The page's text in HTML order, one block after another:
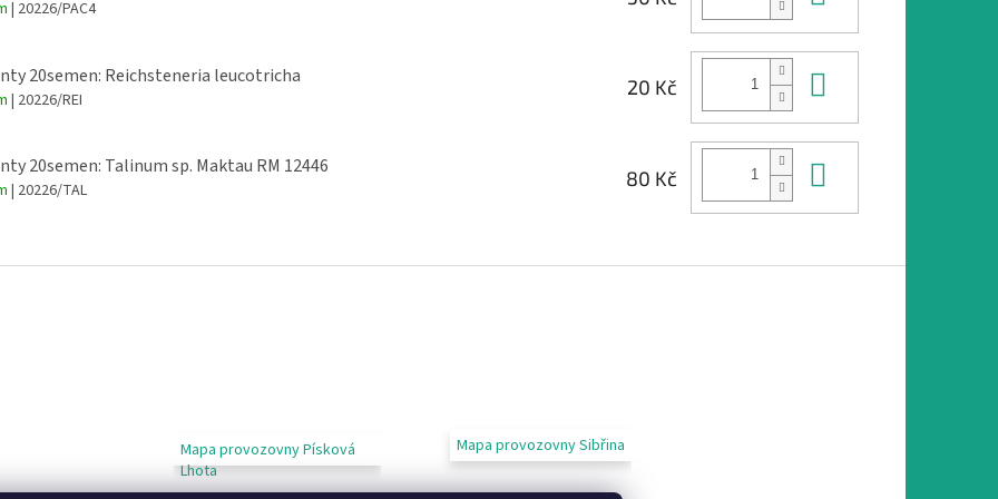
| 20226/PAC4
20semen: Reichsteneria leucotricha
| 20226/REI
20 Kč
20semen: Talinum sp. Maktau RM 12446
| 20226/TAL
80 Kč
Mapa provozovny Písková
Lhota
Mapa provozovny Sibřina